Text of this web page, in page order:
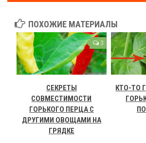
ПОХОЖИЕ МАТЕРИАЛЫ
3
СЕКРЕТЫ
СОВМЕСТИМОСТИ
ГОРЬКОГО ПЕРЦА С
ДРУГИМИ ОВОЩАМИ НА
ГРЯДКЕ
КТО-ТО